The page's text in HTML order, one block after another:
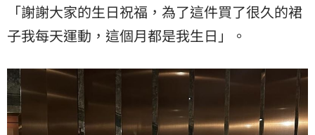
「謝謝大家的生日祝福，為了這件買了很久的裙
子我每天運動，這個月都是我生日」。